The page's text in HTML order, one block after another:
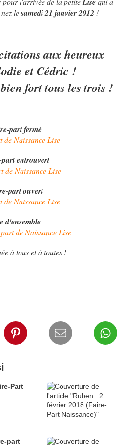
nez lesamedi 21 janvier 2012 !
aux heureux
et Cédric !
fort tous les trois !
part fermé
entrouvert
part ouvert
d'ensemble
à tous et à toutes !
Part
part